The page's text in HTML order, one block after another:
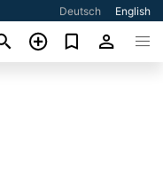
Deutsch English